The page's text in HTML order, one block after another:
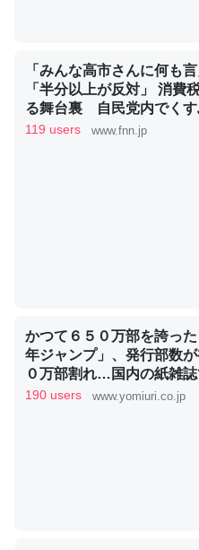
コオロギのカルシウム分は
論文では「淡水はカルシウ
利だから両方が拮抗してる
いる鋏角類（カブトガニ・
ずキチンを強化してる筈だ
─ニュース :: 【研究発表】昆虫
これを元に考えるとカルシ
類は苦労してるんだな…。
─ニュース :: 【研究発表】昆虫
「みんな高市さんに何も言
「半分以上が反対」 消費
る舞台裏 自民党内でくす
論と本音【スポットライト
119 users www.fnn.jp
かつて６５０万部を誇っ
年ジャンプ」、発行部数が
０万部割れ…国内の紙雑
０万部超」ゼロに
190 users www.yomiuri.co.jp